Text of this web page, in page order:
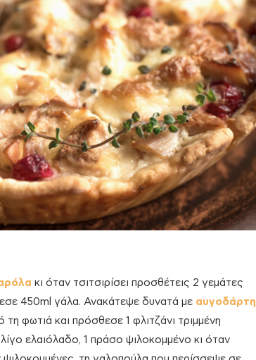
κι όταν τσιτσιρίσει προσθέτεις 2 γεμάτες
450ml γάλα. Ανακάτεψε δυνατά με αυγοδάρτη
φωτιά και πρόσθεσε 1 φλιτζάνι τριμμένη
ελαιόλαδο, 1 πράσο ψιλοκομμένο κι όταν